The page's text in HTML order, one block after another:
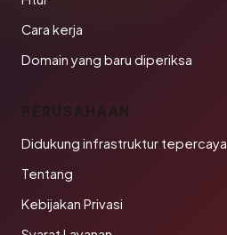
Cara kerja
Domain yang baru diperiksa
PERUSAHAAN
Didukung infrastruktur tepercaya
Tentang
Kebijakan Privasi